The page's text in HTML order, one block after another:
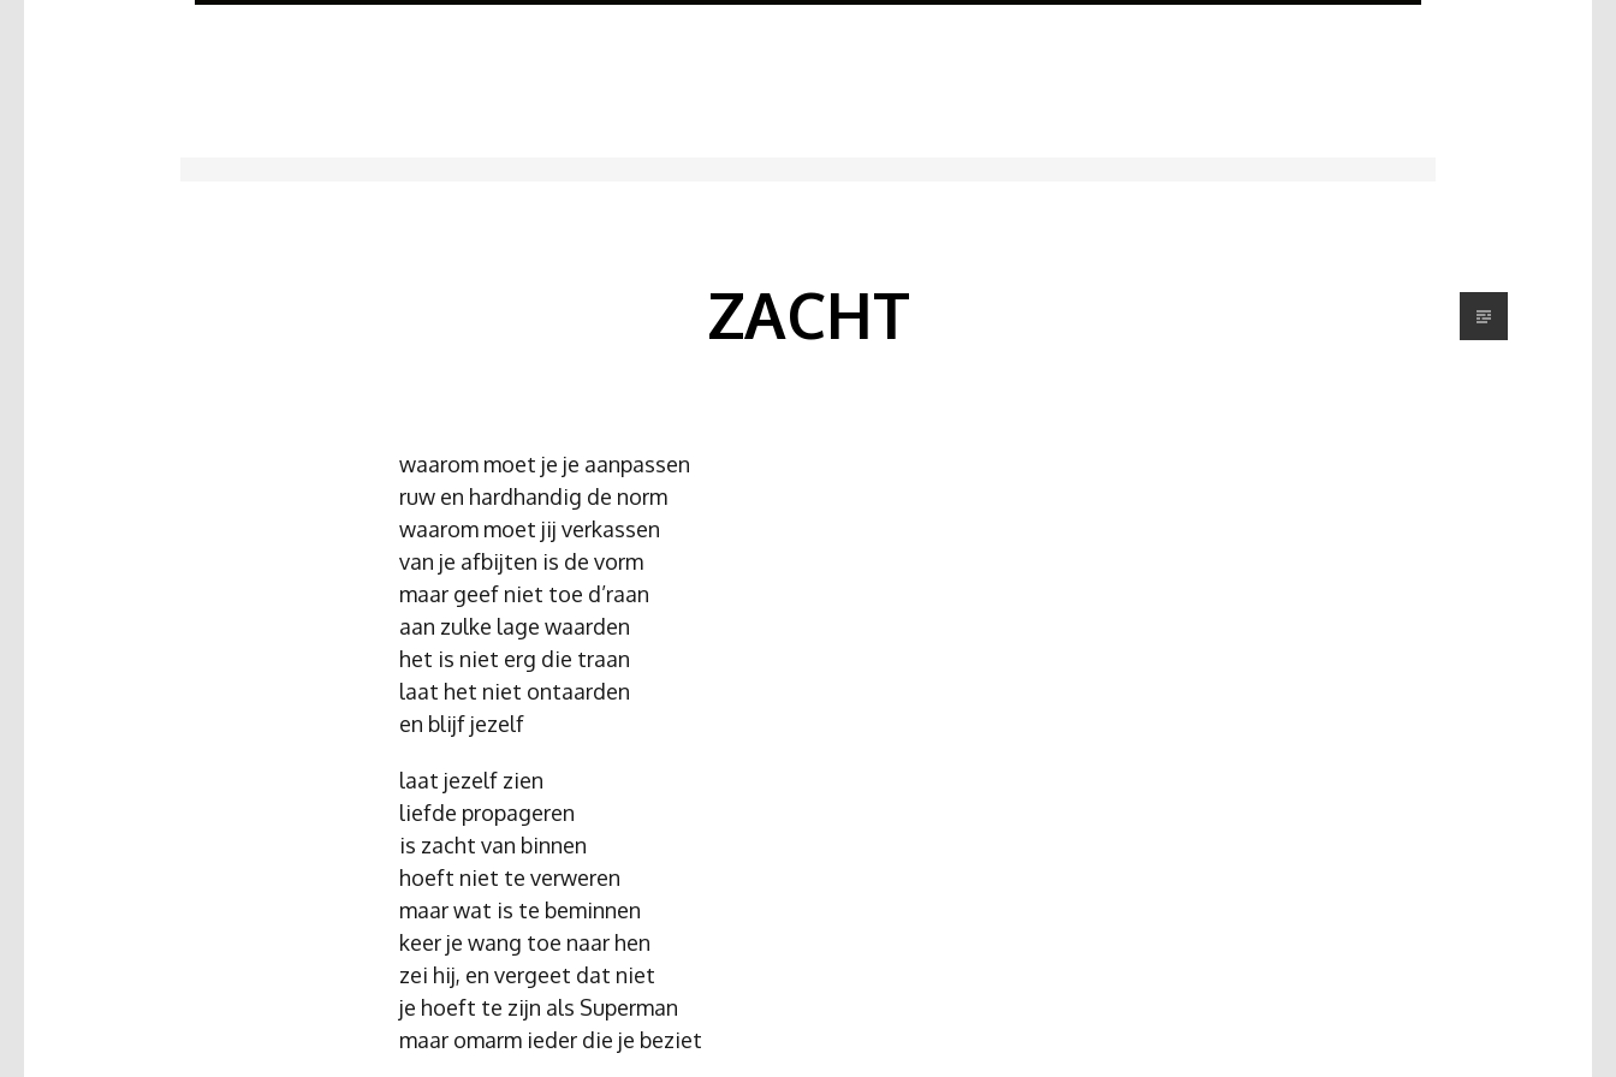
ZACHT
waarom moet je je aanpassen
ruw en hardhandig de norm
waarom moet jij verkassen
van je afbijten is de vorm
maar geef niet toe d’raan
aan zulke lage waarden
het is niet erg die traan
laat het niet ontaarden
en blijf jezelf
laat jezelf zien
liefde propageren
is zacht van binnen
hoeft niet te verweren
maar wat is te beminnen
keer je wang toe naar hen
zei hij, en vergeet dat niet
je hoeft te zijn als Superman
maar omarm ieder die je beziet